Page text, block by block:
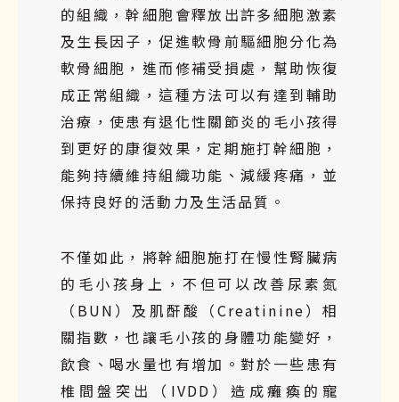
的組織，幹細胞會釋放出許多細胞激素
及生長因子，促進軟骨前驅細胞分化為
軟骨細胞，進而修補受損處，幫助恢復
成正常組織，這種方法可以有達到輔助
治療，使患有退化性關節炎的毛小孩得
到更好的康復效果，定期施打幹細胞，
能夠持續維持組織功能、減緩疼痛，並
保持良好的活動力及生活品質。
不僅如此，將幹細胞施打在慢性腎臟病
的毛小孩身上，不但可以改善尿素氮
（BUN）及肌酐酸（Creatinine）相
關指數，也讓毛小孩的身體功能變好，
飲食、喝水量也有增加。對於一些患有
椎間盤突出（IVDD）造成癱瘓的寵